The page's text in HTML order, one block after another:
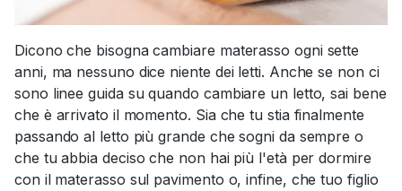
Dicono che bisogna cambiare materasso ogni sette
anni, ma nessuno dice niente dei letti. Anche se non ci
sono linee guida su quando cambiare un letto, sai bene
che è arrivato il momento. Sia che tu stia finalmente
passando al letto più grande che sogni da sempre o
che tu abbia deciso che non hai più l'età per dormire
con il materasso sul pavimento o, infine, che tuo figlio